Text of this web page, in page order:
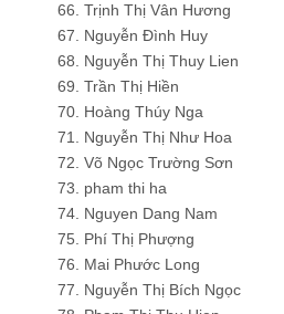
66. Trịnh Thị Vân Hương
67. Nguyễn Đình Huy
68. Nguyễn Thị Thuy Lien
69. Trần Thị Hiền
70. Hoàng Thúy Nga
71. Nguyễn Thị Như Hoa
72. Võ Ngọc Trường Sơn
73. pham thi ha
74. Nguyen Dang Nam
75. Phí Thị Phượng
76. Mai Phước Long
77. Nguyễn Thị Bích Ngọc